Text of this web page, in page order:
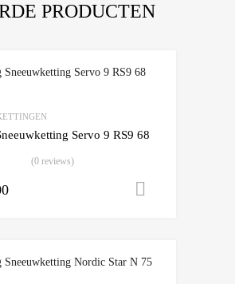
PRODUCTEN
Servo 9 RS9 68
(0 reviews)